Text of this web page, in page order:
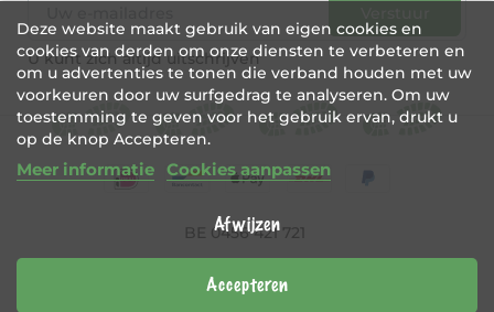
U kunt zich altijd uitschrijven
Deze website maakt gebruik van eigen cookies en
cookies van derden om onze diensten te verbeteren en
om u advertenties te tonen die verband houden met uw
voorkeuren door uw surfgedrag te analyseren. Om uw
toestemming te geven voor het gebruik ervan, drukt u
op de knop Accepteren.
Meer informatie Cookies aanpassen
Afwijzen
Accepteren
BE 0456 421 721
Webshop doorTajriba